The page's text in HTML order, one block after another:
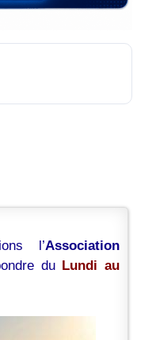
l’Association
du Lundi au